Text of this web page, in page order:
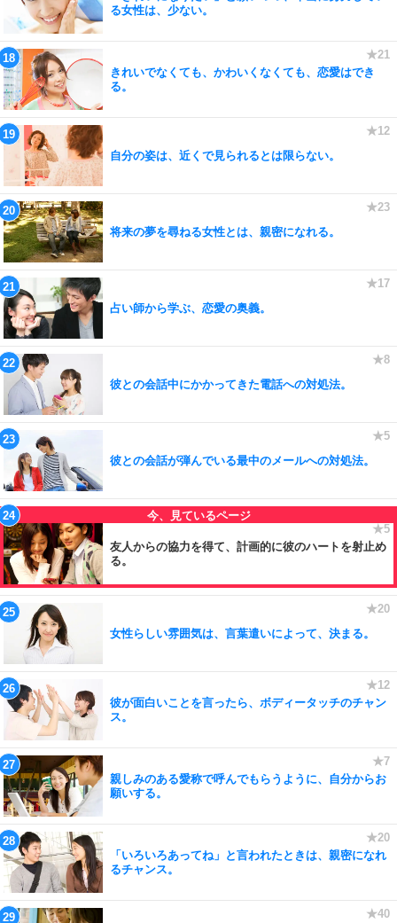
る女性は、少ない。
きれいでなくても、かわいくなくても、恋愛はでき
る。
自分の姿は、近くで見られるとは限らない。
将来の夢を尋ねる女性とは、親密になれる。
占い師から学ぶ、恋愛の奥義。
彼との会話中にかかってきた電話への対処法。
彼との会話が弾んでいる最中のメールへの対処法。
友人からの協力を得て、計画的に彼のハートを射止め
る。
女性らしい雰囲気は、言葉遣いによって、決まる。
彼が面白いことを言ったら、ボディータッチのチャン
ス。
親しみのある愛称で呼んでもらうように、自分からお
願いする。
「いろいろあってね」と言われたときは、親密になれ
るチャンス。